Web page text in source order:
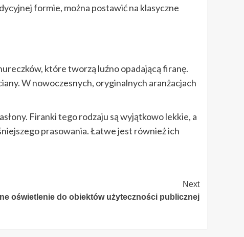
formie, można postawić na klasyczne
które tworzą luźno opadającą firanę.
W nowoczesnych, oryginalnych aranżacjach
Firanki tego rodzaju są wyjątkowo lekkie, a
prasowania. Łatwe jest również ich
Next
oświetlenie do obiektów użyteczności publicznej